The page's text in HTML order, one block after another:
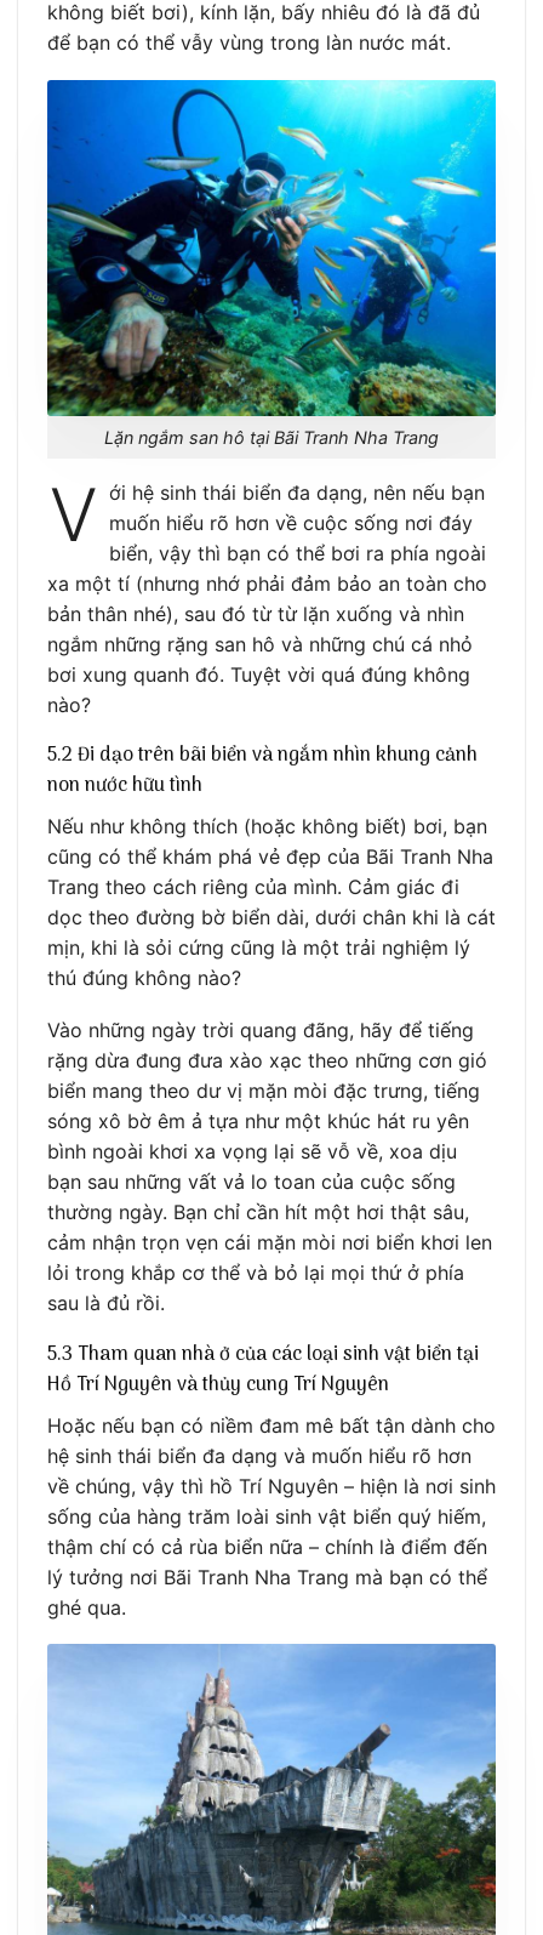
không biết bơi), kính lặn, bấy nhiêu đó là đã đủ
để bạn có thể vẫy vùng trong làn nước mát.
Lặn ngắm san hô tại Bãi Tranh Nha Trang
V ới hệ sinh thái biển đa dạng, nên nếu bạn
muốn hiểu rõ hơn về cuộc sống nơi đáy
biển, vậy thì bạn có thể bơi ra phía ngoài
xa một tí (nhưng nhớ phải đảm bảo an toàn cho
bản thân nhé), sau đó từ từ lặn xuống và nhìn
ngắm những rặng san hô và những chú cá nhỏ
bơi xung quanh đó. Tuyệt vời quá đúng không
nào?
5.2 Đi dạo trên bãi biển và ngắm nhìn khung cảnh
non nước hữu tình
Nếu như không thích (hoặc không biết) bơi, bạn
cũng có thể khám phá vẻ đẹp của Bãi Tranh Nha
Trang theo cách riêng của mình. Cảm giác đi
dọc theo đường bờ biển dài, dưới chân khi là cát
mịn, khi là sỏi cứng cũng là một trải nghiệm lý
thú đúng không nào?
Vào những ngày trời quang đãng, hãy để tiếng
rặng dừa đung đưa xào xạc theo những cơn gió
biển mang theo dư vị mặn mòi đặc trưng, tiếng
sóng xô bờ êm ả tựa như một khúc hát ru yên
bình ngoài khơi xa vọng lại sẽ vỗ về, xoa dịu
bạn sau những vất vả lo toan của cuộc sống
thường ngày. Bạn chỉ cần hít một hơi thật sâu,
cảm nhận trọn vẹn cái mặn mòi nơi biển khơi len
lỏi trong khắp cơ thể và bỏ lại mọi thứ ở phía
sau là đủ rồi.
5.3 Tham quan nhà ở của các loại sinh vật biển tại
Hồ Trí Nguyên và thủy cung Trí Nguyên
Hoặc nếu bạn có niềm đam mê bất tận dành cho
hệ sinh thái biển đa dạng và muốn hiểu rõ hơn
về chúng, vậy thì hồ Trí Nguyên – hiện là nơi sinh
sống của hàng trăm loài sinh vật biển quý hiếm,
thậm chí có cả rùa biển nữa – chính là điểm đến
lý tưởng nơi Bãi Tranh Nha Trang mà bạn có thể
ghé qua.